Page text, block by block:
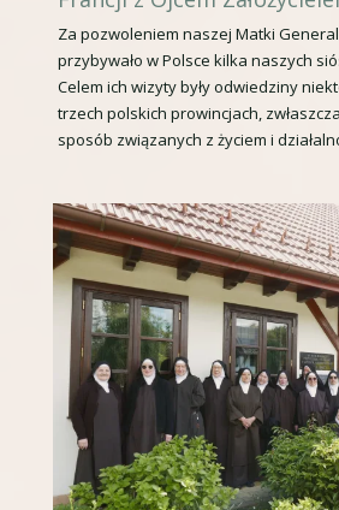
w
n
o
y
m
o
k
i
e
Za pozwoleniem naszej Matki
przybywało w Polsce kilka naszych
Celem ich wizyty były odwiedziny
trzech polskich prowincjach,
sposób związanych z życiem i